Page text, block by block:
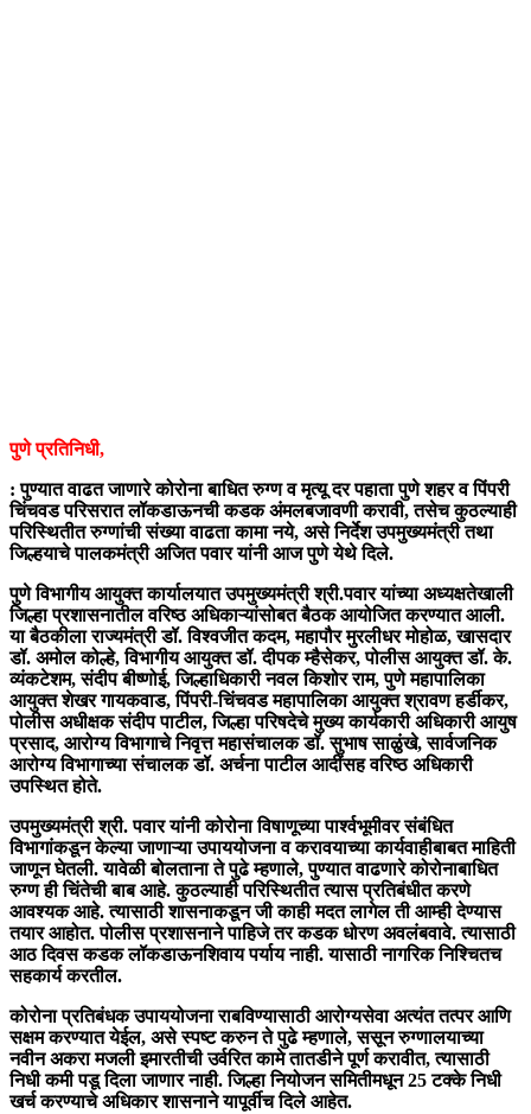
पुणे प्रतिनिधी,
: पुण्यात वाढत जाणारे कोरोना बाधित रुग्ण व मृत्यू दर पहाता पुणे शहर व पिंपरी
चिंचवड परिसरात लॉकडाऊनची कडक अंमलबजावणी करावी, तसेच कुठल्याही
परिस्थितीत रुग्णांची संख्या वाढता कामा नये, असे निर्देश उपमुख्यमंत्री तथा
जिल्हयाचे पालकमंत्री अजित पवार यांनी आज पुणे येथे दिले.
पुणे विभागीय आयुक्त कार्यालयात उपमुख्यमंत्री श्री.पवार यांच्या अध्यक्षतेखाली
जिल्हा प्रशासनातील वरिष्ठ अधिकाऱ्यांसोबत बैठक आयोजित करण्यात आली.
या बैठकीला राज्यमंत्री डॉ. विश्वजीत कदम, महापौर मुरलीधर मोहोळ, खासदार
डॉ. अमोल कोल्हे, विभागीय आयुक्त डॉ. दीपक म्हैसेकर, पोलीस आयुक्त डॉ. के.
व्यंकटेशम, संदीप बीष्णोई, जिल्हाधिकारी नवल किशोर राम, पुणे महापालिका
आयुक्त शेखर गायकवाड, पिंपरी-चिंचवड महापालिका आयुक्त श्रावण हर्डीकर,
पोलीस अधीक्षक संदीप पाटील, जिल्हा परिषदेचे मुख्य कार्यकारी अधिकारी आयुष
प्रसाद, आरोग्य विभागाचे निवृत्त महासंचालक डॉ. सुभाष साळुंखे, सार्वजनिक
आरोग्य विभागाच्या संचालक डॉ. अर्चना पाटील आदींसह वरिष्ठ अधिकारी
उपस्थित होते.
उपमुख्यमंत्री श्री. पवार यांनी कोरोना विषाणूच्या पार्श्वभूमीवर संबंधित
विभागांकडून केल्या जाणाऱ्या उपाययोजना व करावयाच्या कार्यवाहीबाबत माहिती
जाणून घेतली. यावेळी बोलताना ते पुढे म्हणाले, पुण्यात वाढणारे कोरोनाबाधित
रुग्ण ही चिंतेची बाब आहे. कुठल्याही परिस्थितीत त्यास प्रतिबंधीत करणे
आवश्यक आहे. त्यासाठी शासनाकडून जी काही मदत लागेल ती आम्ही देण्यास
तयार आहोत. पोलीस प्रशासनाने पाहिजे तर कडक धोरण अवलंबवावे. त्यासाठी
आठ दिवस कडक लॉकडाऊनशिवाय पर्याय नाही. यासाठी नागरिक निश्चितच
सहकार्य करतील.
कोरोना प्रतिबंधक उपाययोजना राबविण्यासाठी आरोग्यसेवा अत्यंत तत्पर आणि
सक्षम करण्यात येईल, असे स्पष्ट करुन ते पुढे म्हणाले, ससून रुग्णालयाच्या
नवीन अकरा मजली इमारतीची उर्वरित कामे तातडीने पूर्ण करावीत, त्यासाठी
निधी कमी पडू दिला जाणार नाही. जिल्हा नियोजन समितीमधून 25 टक्के निधी
खर्च करण्याचे अधिकार शासनाने यापूर्वीच दिले आहेत.